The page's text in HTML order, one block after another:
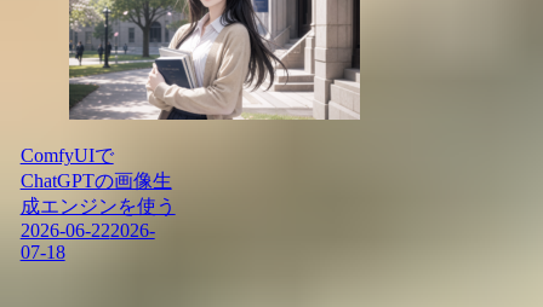
ComfyUIで
ChatGPTの画像生
成エンジンを使う
2026-06-222026-
07-18